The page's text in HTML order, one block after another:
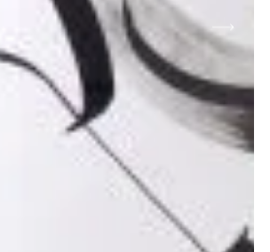
BRANDS
ABOUT
MY ACCOUNT